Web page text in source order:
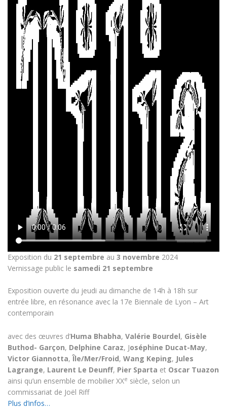
Exposition du 21 septembre au 3 novembre 2024
Vernissage public le samedi 21 septembre
Exposition ouverte du jeudi au dimanche de 14h à 18h sur
entrée libre, en résonance avec la 17e Biennale de Lyon – Art
contemporain
avec des œuvres d’Huma Bhabha, Valérie Bourdel, Gisèle
Buthod- Garçon, Delphine Caraz, Joséphine Ducat-May,
Victor Giannotta,Île/Mer/Froid, Wang Keping, Jules
Lagrange, Laurent Le Deunff, Pier Sparta et Oscar Tuazon
ainsi qu’un ensemble de mobilier XXe siècle, selon un
commissariat de Joël Riff
Plus d’infos…